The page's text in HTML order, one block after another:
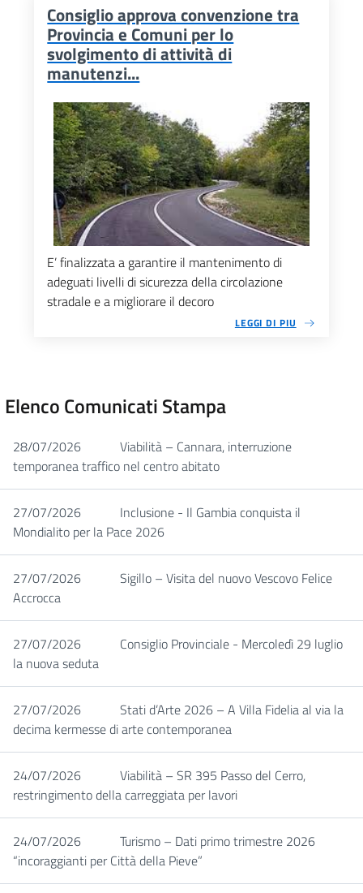
Consiglio approva convenzione tra
Provincia e Comuni per lo
svolgimento di attività di
manutenzi...
E’ finalizzata a garantire il mantenimento di
adeguati livelli di sicurezza della circolazione
stradale e a migliorare il decoro
LEGGI DI PIU
Elenco Comunicati Stampa
28/07/2026
Viabilità – Cannara, interruzione
temporanea traffico nel centro abitato
27/07/2026
Inclusione - Il Gambia conquista il
Mondialito per la Pace 2026
27/07/2026
Sigillo – Visita del nuovo Vescovo Felice
Accrocca
27/07/2026
Consiglio Provinciale - Mercoledì 29 luglio
la nuova seduta
27/07/2026
Stati d’Arte 2026 – A Villa Fidelia al via la
decima kermesse di arte contemporanea
24/07/2026
Viabilità – SR 395 Passo del Cerro,
restringimento della carreggiata per lavori
24/07/2026
Turismo – Dati primo trimestre 2026
“incoraggianti per Città della Pieve”